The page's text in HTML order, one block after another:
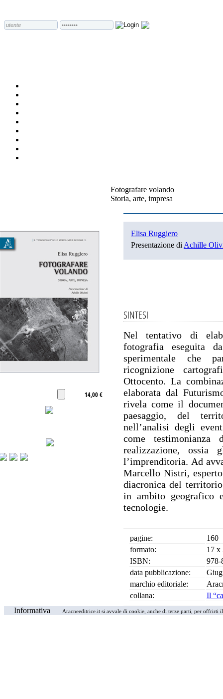
Fotografare volando
Storia, arte, impresa
14,00 €
Elisa Ruggiero
Presentazione di Achille
SINTESI
Nel tentativo di
fotografia eseguita
sperimentale che
ricognizione
Ottocento. La
elaborata dal
rivela come il
paesaggio, del
nell’analisi degli
come
realizzazione,
l’imprenditoria. Ad
Marcello Nistri,
diacronica del
in ambito geografico
tecnologie.
pagine:
160
formato:
17 x
ISBN:
978-
data pubblicazione:
marchio editoriale:
collana:
Il
Informativa
Aracneeditrice.it si avvale di cookie, anche di terze parti, per